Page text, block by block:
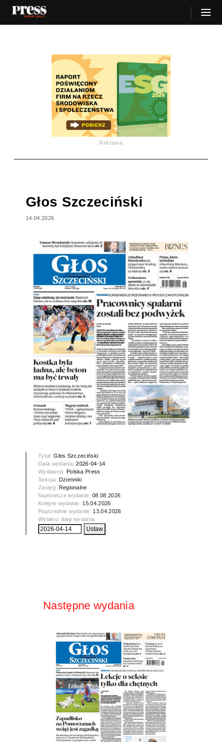
Reklama
Głos Szczeciński
14.04.2026
Tytuł:Głos Szczeciński
Data wydania:2026-04-14
Wydawca: Polska Press
Sekcja: Dzienniki
Zasięg: Regionalne
Najnowsze wydanie:08.08.2026
Kolejne wydanie: 15.04.2026
Poprzednie wydanie: 13.04.2026
Wybierz datę wydania:
Następne wydania